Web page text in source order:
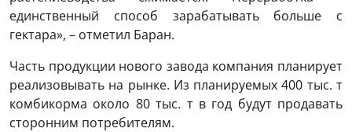
единственный способ зарабатывать больше с
гектара», – отметил Баран.
Часть продукции нового завода компания планирует
реализовывать на рынке. Из планируемых 400 тыс. т
комбикорма около 80 тыс. т в год будут продавать
сторонним потребителям.